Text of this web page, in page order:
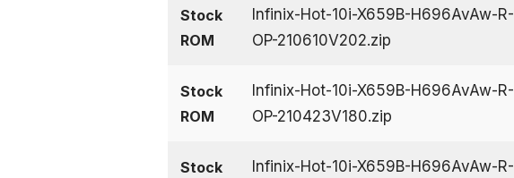
Stock
ROM
Infinix-Hot-10i-X659B-H696AvAw-R-
OP-210610V202.zip
Stock
ROM
Infinix-Hot-10i-X659B-H696AvAw-R-
OP-210423V180.zip
Stock
Infinix-Hot-10i-X659B-H696AvAw-R-